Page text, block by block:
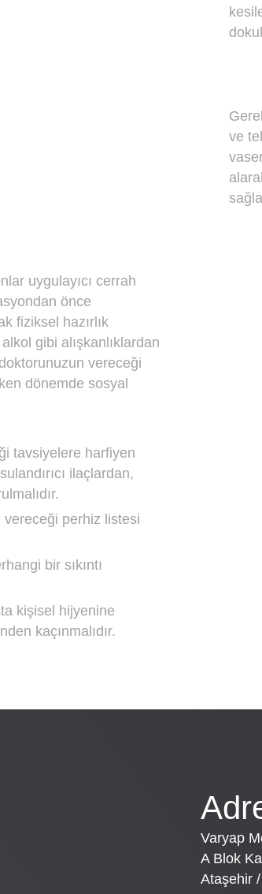
ve
uygulayıcı cerrah
önce
fiziksel hazırlık
gibi alışkanlıklardan
vereceği
dönemde sosyal
tavsiyelere harfiyen
ilaçlardan,
perhiz listesi
bir sıkıntı
kişisel hijyenine
kaçınmalıdır.
Varyap
A Blok
Ataşehir